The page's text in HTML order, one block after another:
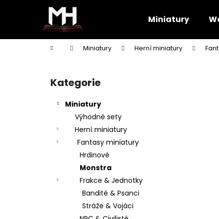
Miniatury
Domů Miniatury Herní miniatury
Přeskočit
kategorie
Kategorie
Miniatury
Výhodné sety
Herní miniatury
Fantasy miniatury
Hrdinové
Monstra
Frakce & Jednotky
Bandité & Psanci
Stráže & Vojáci
í
Zpět
do
Zpět
do